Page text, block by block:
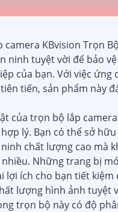
camera KBvision Trọn
ninh tuyệt vời để bảo
của bạn. Với việc ứng
tiến, sản phẩm này
của trọn bộ lắp camera
lý. Bạn có thể sở
chất lượng cao mà
Những trang bị
lợi ích cho bạn tiết kiệm
lượng hình ảnh tuyệt
trọn bộ này có độ